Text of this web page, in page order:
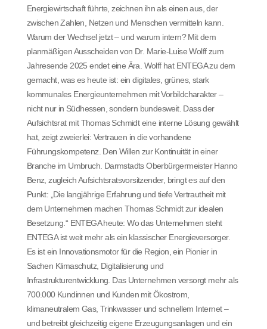
Energiewirtschaft führte, zeichnen ihn als einen aus, der
zwischen Zahlen, Netzen und Menschen vermitteln kann.
Warum der Wechsel jetzt – und warum intern? Mit dem
planmäßigen Ausscheiden von Dr. Marie-Luise Wolff zum
Jahresende 2025 endet eine Ära. Wolff hat ENTEGA zu dem
gemacht, was es heute ist: ein digitales, grünes, stark
kommunales Energieunternehmen mit Vorbildcharakter –
nicht nur in Südhessen, sondern bundesweit. Dass der
Aufsichtsrat mit Thomas Schmidt eine interne Lösung gewählt
hat, zeigt zweierlei: Vertrauen in die vorhandene
Führungskompetenz. Den Willen zur Kontinuität in einer
Branche im Umbruch. Darmstadts Oberbürgermeister Hanno
Benz, zugleich Aufsichtsratsvorsitzender, bringt es auf den
Punkt: „Die langjährige Erfahrung und tiefe Vertrautheit mit
dem Unternehmen machen Thomas Schmidt zur idealen
Besetzung.“ ENTEGA heute: Wo das Unternehmen steht
ENTEGA ist weit mehr als ein klassischer Energieversorger.
Es ist ein Innovationsmotor für die Region, ein Pionier in
Sachen Klimaschutz, Digitalisierung und
Infrastrukturentwicklung. Das Unternehmen versorgt mehr als
700.000 Kundinnen und Kunden mit Ökostrom,
klimaneutralem Gas, Trinkwasser und schnellem Internet –
und betreibt gleichzeitig eigene Erzeugungsanlagen und ein